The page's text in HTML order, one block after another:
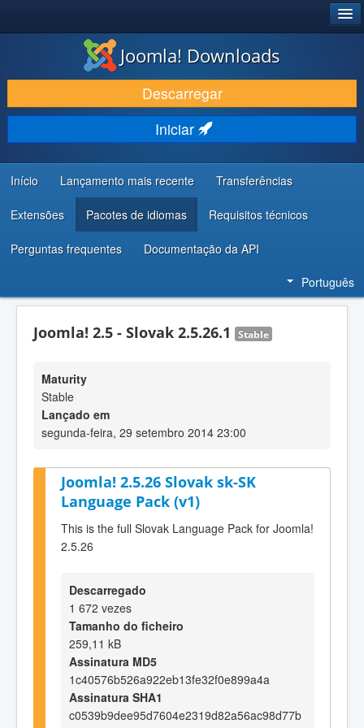
DESCARREGAR E EVOLUIR
DESCOBRIR E APRENDER
COMUNIDADE E SUPORTE
RECURSOS PARA PROGRAMADORES
Joomla! Downloads
Descarregar
Iniciar
Início Lançamento mais recente Transferências
Extensões Pacotes de idiomas Requisitos técnicos
Perguntas frequentes Documentação da API
Português
Joomla! 2.5 - Slovak 2.5.26.1 Stable
Maturity
Stable
Lançado em
segunda-feira, 29 setembro 2014 23:00
Joomla! 2.5.26 Slovak sk-SK
Language Pack (v1)
This is the full Slovak Language Pack for Joomla!
2.5.26
Descarregado
1 672 vezes
Tamanho do ficheiro
259,11 kB
Assinatura MD5
1c40576b526a922eb13fe32f0e899a4a
Assinatura SHA1
c0539b9dee95d7604e2319d82a56ac98d77b